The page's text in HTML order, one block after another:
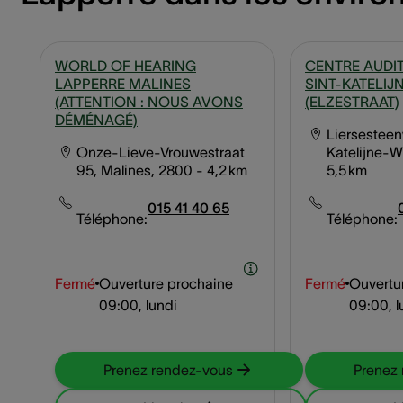
WORLD OF HEARING
LAPPERRE MALINES
(ATTENTION : NOUS AVONS
DÉMÉNAGÉ)
Onze-Lieve-Vrouwestraat
95, Malines, 2800 - 4,2 km
Téléphone:
015 41 40 65
Fermé Ouverture prochaine
09:00, lundi
Prenez rendez-vous
CENTRE
SINT-
(ELZESTRAAT)
Katelijne-
5,5 km
Téléphone:
Fermé
09:00,